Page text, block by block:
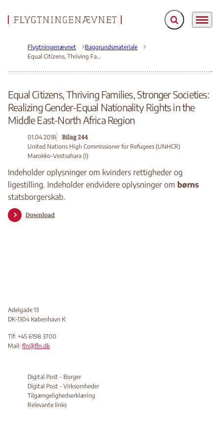
Gå til forsiden Fold søgefelt ud
Menu
Flygtningenævnet
Baggrundsmateriale
Equal Citizens, Thriving Families, Stronger Societies: Realizing Gender-Equal Nationality Rights in the Middle East-North Africa Region
Equal Citizens, Thriving Families, Stronger Societies:
Realizing Gender-Equal Nationality Rights in the
Middle East-North Africa Region
01.04.2018 Bilag 244
United Nations High Commissioner for Refugees (UNHCR)
Marokko-Vestsahara (I)
Indeholder oplysninger om kvinders rettigheder og
ligestilling. Indeholder endvidere oplysninger om børns
statsborgerskab.
Download
Adelgade 13
DK-1304 København K
Tlf: +45 6198 3700
Mail: fln@fln.dk
Digital Post - Borger
Digital Post - Virksomheder
Tilgængelighedserklæring
Relevante links